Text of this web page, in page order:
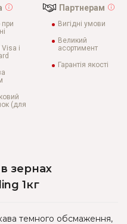
при
і
(для
Партнерам
Вигідні умови
Великий
асортимент
Гарантія якості
зернах
1кг
темного обсмаження,